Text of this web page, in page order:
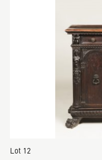
Lot 12